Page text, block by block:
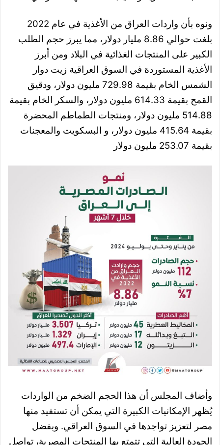
ونوه بأن واردات العراق من الأغذية في عام 2022
بلغت حوالي 8.86 مليار دولار، مما يبرز حجم الطلب
الكبير على المنتجات الغذائية في البلاد ومن أبرز
الأغذية المستوردة في السوق العراقية زيت دوار
الشمس الخام بقيمة 729.98 مليون دولار، ودقيق
القمح بقيمة 614.33 مليون دولار، والسكر الخام بقيمة
514.88 مليون دولار، ومنتجات الطماطم المحضرة
بقيمة 415.64 مليون دولار، و البسكويت والمعجنات
بقيمة 253.07 مليون دولار
وأضاف المجلس أن هذا الحجم الضخم من الواردات
يُظهر الإمكانيات الكبيرة التي يمكن أن تستفيد منها
مصر لتعزيز تواجدها في السوق العراقي. وبفضل
الجودة العالية التي تتمتع بها المنتجات المصرية، تواصل